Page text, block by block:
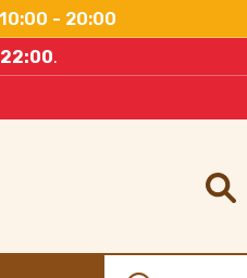
- 20:00
.
Hľadať: